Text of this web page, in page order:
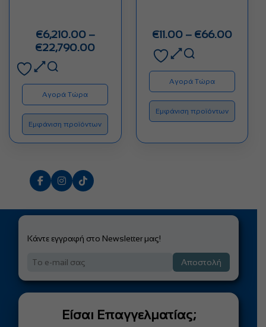
€6,210.00 –
€22,790.00Price
through
€22,790.00
Αγορά Τώρα
Εμφάνιση προϊόντων
€11.00 – €66.00Price
Αγορά Τώρα
Εμφάνιση προϊόντων
Κάντε εγγραφή στο Newsletter μας!
Αποστολή
Είσαι Επαγγελματίας;